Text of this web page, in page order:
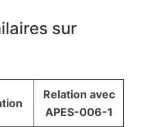
sur
Relation avec
APES-006-1